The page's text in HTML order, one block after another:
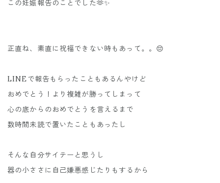
この妊娠報告のことでした🫶✨
正直ね、素直に祝福できない時もあって。。😔
LINEで報告もらったこともあるんやけど
おめでとう！より複雑が勝ってしまって
心の底からのおめでとうを言えるまで
数時間未読で置いたこともあったし
そんな自分サイテーと思うし
器の小ささに自己嫌悪感じたりもするから